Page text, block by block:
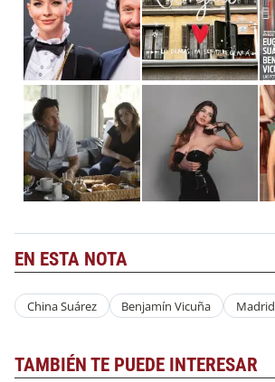
EN ESTA NOTA
China Suárez Benjamín Vicuña Madrid
TAMBIÉN TE PUEDE INTERESAR